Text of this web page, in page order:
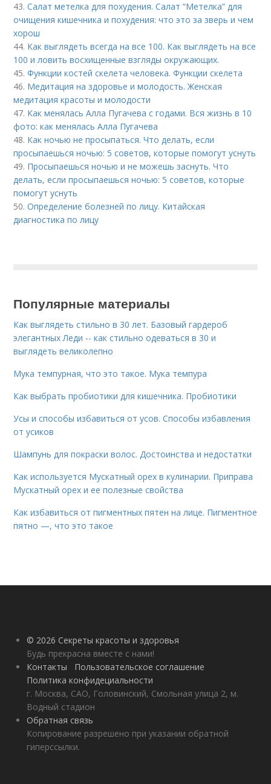
43.Салат метелка для похудения. Салат “Метелка” для
очищения кишечника и похудения: что это за зверь и чем
хорош
44. Как выглядеть всегда на все 100. Как выглядеть на все
100 и ловить восхищенные взгляды окружающих.
45.Функции костей скелета человека. Функции скелета
46. Медитация на здоровье и молодость. Женская
медитация красоты и молодости
47. Как менялась Алла Пугачева с годами. Вся жизнь в 10
фото: как менялась Алла Пугачева
48. Как ночью не просыпаться. Что делать, если
просыпаешься ночью: 5 советов, которые помогут уснуть
49. Просыпаешься ночью и не можешь заснуть. Что
делать, если просыпаешься ночью: 5 советов, которые
помогут уснуть
50.Определение болезней по лицу. Китайская
диагностика по лицу
Популярные материалы
Как выглядеть стильно в 30 лет. Базовый гардероб
элегантных Леди -- как стильно одеваться в 30 и
выглядеть великолепно
Мука темпурная, что это такое. Мука темпура
Как выбрать пробиотики для кишечника. Пробиотики
Усы и способы избавиться от усов. Способы избавления
от усиков
Шампунь для покраски волос. Достоинства и недостатки
Как используется Мускатный орех в кулинарии. Приправа
Мускатный орех и ее полезные свойства
Как избавиться от пигментных пятен на лице. Пигментное
пятно —, что это такое
© 2026 Секреты красоты и здоровья
Будь прекрасна вместе с нами!
Контакты
Пользовательское соглашение
Политика конфидециальности
г. Москва, САО, Головинский, Смольная улица 2, м.
Водный стадион
Обратная связь
Копирование разрешено при указании обратной
гиперссылки.